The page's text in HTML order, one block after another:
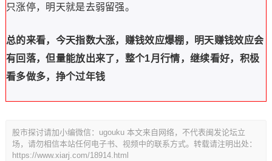
只涨停，明天就是去弱留强。
总的来看，今天指数大涨，赚钱效应爆棚，明天赚钱效应会
有回落，但量能放出来了，整个1月行情，继续看好，积极
看多做多，挣个过年钱
股市探讨请加小编微信：ugouku 本文来自网络，不代表闽发论坛立
场，请勿相信本站任何电子书、视频中的联系方式。转载请注明出处：
https://www.xiarj.com/18914.html